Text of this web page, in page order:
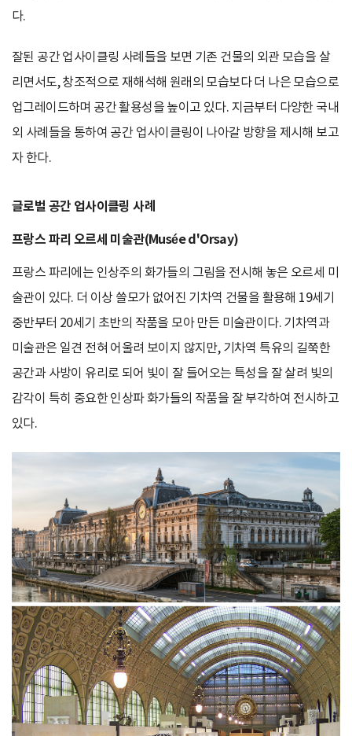
다.
잘된 공간 업사이클링 사례들을 보면 기존 건물의 외관 모습을 살
리면서도, 창조적으로 재해석해 원래의 모습보다 더 나은 모습으로
업그레이드하며 공간 활용성을 높이고 있다. 지금부터 다양한 국내
외 사례들을 통하여 공간 업사이클링이 나아갈 방향을 제시해 보고
자 한다.
글로벌 공간 업사이클링 사례
프랑스 파리 오르세 미술관(Musée d'Orsay)
프랑스 파리에는 인상주의 화가들의 그림을 전시해 놓은 오르세 미
술관이 있다. 더 이상 쓸모가 없어진 기차역 건물을 활용해 19세기
중반부터 20세기 초반의 작품을 모아 만든 미술관이다. 기차역과
미술관은 일견 전혀 어울려 보이지 않지만, 기차역 특유의 길쭉한
공간과 사방이 유리로 되어 빛이 잘 들어오는 특성을 잘 살려 빛의
감각이 특히 중요한 인상파 화가들의 작품을 잘 부각하여 전시하고
있다.